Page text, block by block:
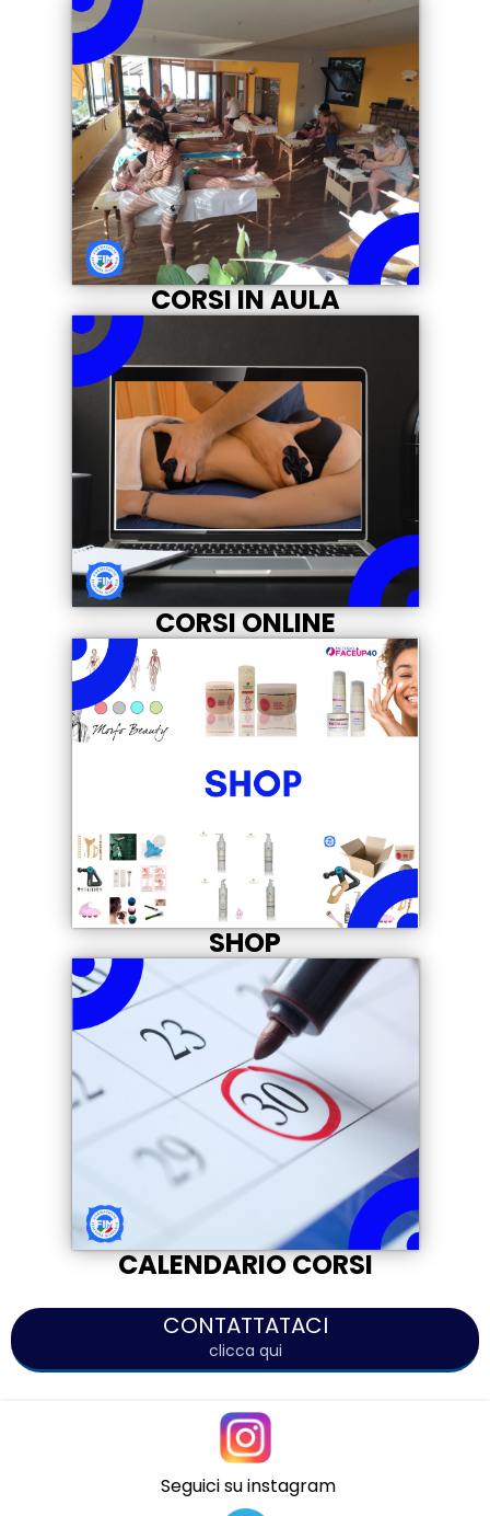
CORSI IN AULA
CORSI ONLINE
SHOP
CALENDARIO CORSI
CONTATTATACI
clicca qui
Seguici su instagram